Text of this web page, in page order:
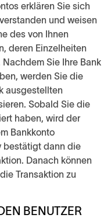
erklären Sie sich
und weisen
des von Ihnen
deren Einzelheiten
Sie Ihre Bank
werden Sie die
ausgestellten
Sobald Sie die
haben, wird der
Bankkonto
bestätigt dann die
Danach können
Transaktion zu
BENUTZER